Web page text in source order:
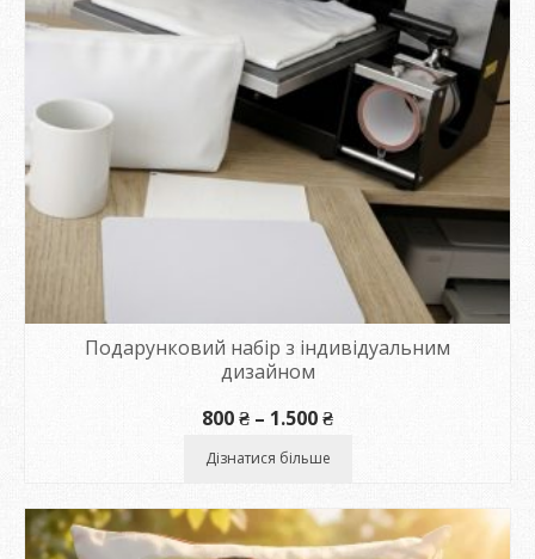
Подарунковий набір з індивідуальним
дизайном
800₴ – 1.500₴Діапазон
1.500 ₴
Дізнатися більше